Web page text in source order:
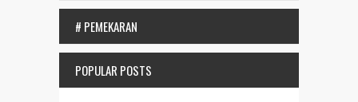
# PEMEKARAN
POPULAR POSTS